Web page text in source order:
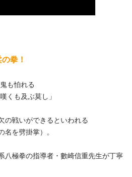
拳！
も怕れる
くも及ぶ莫し」
の戦いができるといわれる
名を劈掛掌）。
八極拳の指導者・數崎信重先生が丁寧